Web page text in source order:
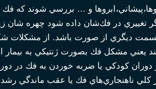
و … بررسي شوند كه فك
تغييري در فك‌شان داده شود چهره شان
ديگري از صورت باشد. از مشكلات
يعني مشكل فك بصورت ژنتيكي به بيمار
دوران كودكي يا ضربه خوردن به فك در
كلي ناهنجاري‌هاي فك يا عقب ماندگي